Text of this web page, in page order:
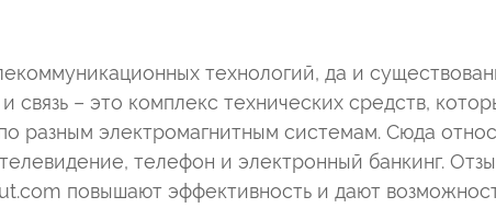
технологий, да и
– это комплекс технических средств,
разным электромагнитным системам. Сюда
телефон и электронный банкинг.
повышают эффективность и дают